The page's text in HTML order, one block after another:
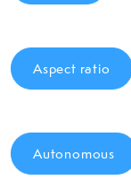
Aspect ratio
Autonomous